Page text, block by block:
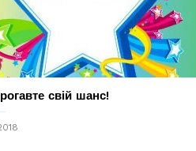
свій шанс!